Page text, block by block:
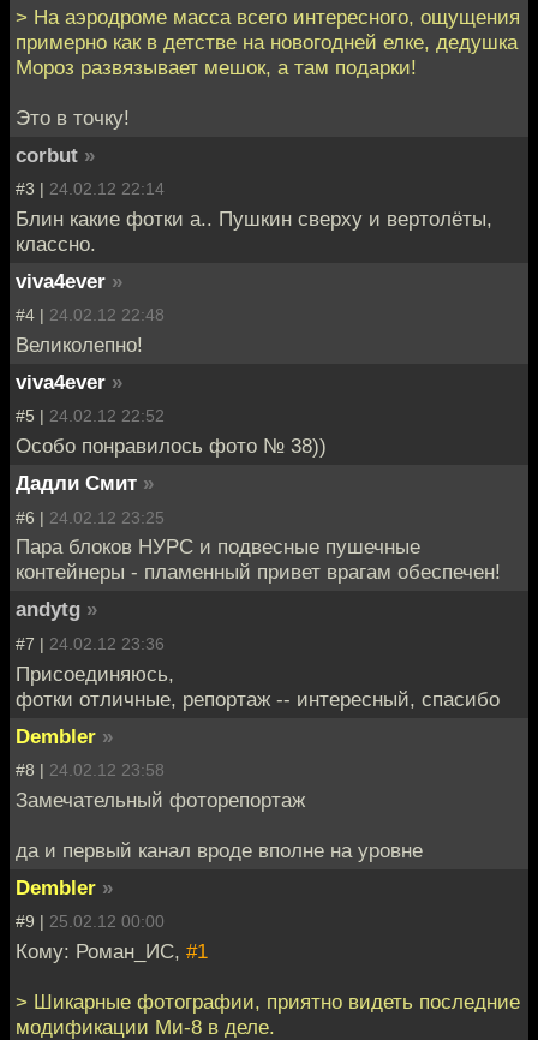
> На аэродроме масса всего интересного, ощущения
примерно как в детстве на новогодней елке, дедушка
Мороз развязывает мешок, а там подарки!
Это в точку!
corbut »
#3 | 24.02.12 22:14
Блин какие фотки а.. Пушкин сверху и вертолёты,
классно.
viva4ever »
#4 | 24.02.12 22:48
Великолепно!
viva4ever »
#5 | 24.02.12 22:52
Особо понравилось фото № 38))
Дадли Смит »
#6 | 24.02.12 23:25
Пара блоков НУРС и подвесные пушечные
контейнеры - пламенный привет врагам обеспечен!
andytg »
#7 | 24.02.12 23:36
Присоединяюсь,
фотки отличные, репортаж -- интересный, спасибо
Dembler »
#8 | 24.02.12 23:58
Замечательный фоторепортаж
да и первый канал вроде вполне на уровне
Dembler »
#9 | 25.02.12 00:00
Кому: Роман_ИС, #1
> Шикарные фотографии, приятно видеть последние
модификации Ми-8 в деле.